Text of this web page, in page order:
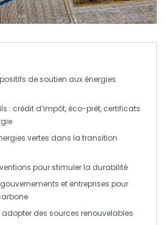
de soutien aux énergies
: crédit d’impôt, éco-prêt, certificats
vertes dans la transition
pour stimuler la durabilité
gouvernements et entreprises pour
adopter des sources renouvelables